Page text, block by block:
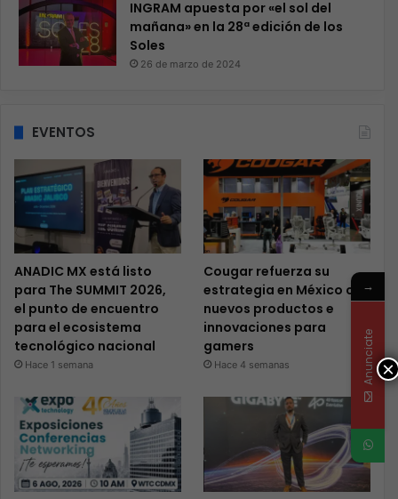
INGRAM apuesta por «el sol del
mañana» en la 28ª edición de los
Soles
26 de marzo de 2024
EVENTOS
ANADIC MX está listo
para The SUMMIT 2026,
el punto de encuentro
para el ecosistema
tecnológico nacional
Hace 1 semana
Cougar refuerza su
estrategia en México con
nuevos productos e
innovaciones para
gamers
Hace 4 semanas ×
→
Anunciate